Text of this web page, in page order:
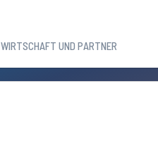
WIRTSCHAFT UND PARTNER